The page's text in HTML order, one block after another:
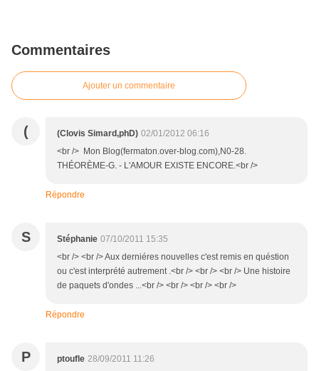
Commentaires
Ajouter un commentaire
( (Clovis Simard,phD) 02/01/2012 06:16
<br /> Mon Blog(fermaton.over-blog.com),N0-28.
THÉORÈME-G. - L'AMOUR EXISTE ENCORE.<br />
Répondre
S Stéphanie 07/10/2011 15:35
<br /> <br /> Aux derniéres nouvelles c'est remis en quéstion
ou c'est interprété autrement .<br /> <br /> <br /> Une histoire
de paquets d'ondes ...<br /> <br /> <br /> <br />
Répondre
P ptoufle 28/09/2011 11:26